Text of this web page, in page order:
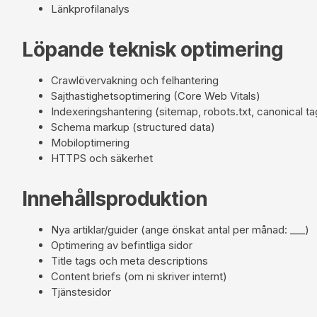
Länkprofilanalys
Löpande teknisk optimering
Crawlövervakning och felhantering
Sajthastighetsoptimering (Core Web Vitals)
Indexeringshantering (sitemap, robots.txt, canonical
Schema markup (structured data)
Mobiloptimering
HTTPS och säkerhet
Innehållsproduktion
Nya artiklar/guider (ange önskat antal per månad: ___)
Optimering av befintliga sidor
Title tags och meta descriptions
Content briefs (om ni skriver internt)
Tjänstesidor